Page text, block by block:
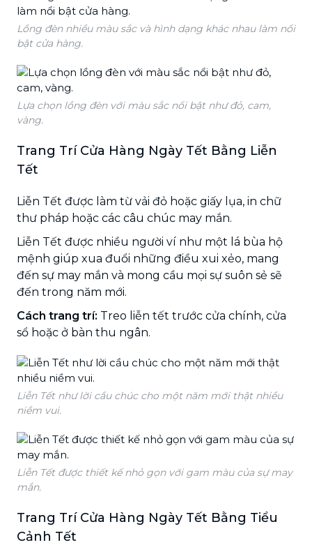
Lồng đèn nhiều màu sắc và hình dạng khác nhau làm nổi
bật cửa hàng.
Lựa chọn lồng đèn với màu sắc nổi bật như đỏ, cam,
vàng.
Trang Trí Cửa Hàng Ngày Tết Bằng Liễn
Tết
Liễn Tết được làm từ vải đỏ hoặc giấy lụa, in chữ
thư pháp hoặc các câu chúc may mắn.
Liễn Tết được nhiều người ví như một lá bùa hộ
mệnh giúp xua đuổi những điều xui xẻo, mang
đến sự may mắn và mong cầu mọi sự suôn sẻ sẽ
đến trong năm mới.
Cách trang trí: Treo liễn tết trước cửa chính, cửa
sổ hoặc ở bàn thu ngân.
Liễn Tết như lời cầu chúc cho một năm mới thật nhiều
niềm vui.
Liễn Tết được thiết kế nhỏ gọn với gam màu của sự may
mắn.
Trang Trí Cửa Hàng Ngày Tết Bằng Tiểu
Cảnh Tết